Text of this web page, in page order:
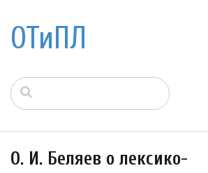
ОТиПЛ
О. И. Беляев о лексико-